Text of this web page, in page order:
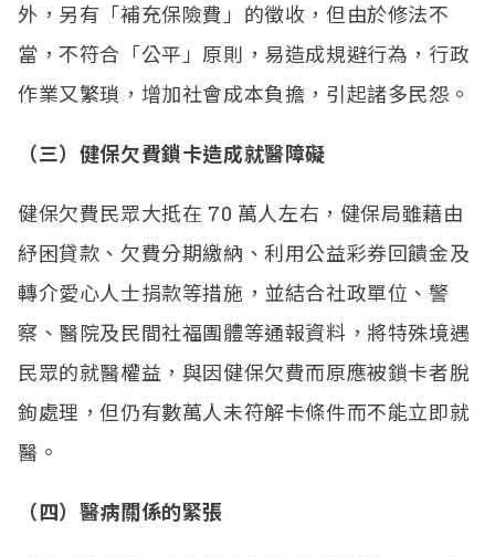
外，另有「補充保險費」的徵收，但由於修法不
當，不符合「公平」原則，易造成規避行為，行政
作業又繁瑣，增加社會成本負擔，引起諸多民怨。
（三）健保欠費鎖卡造成就醫障礙
健保欠費民眾大抵在 70 萬人左右，健保局雖藉由
紓困貸款、欠費分期繳納、利用公益彩券回饋金及
轉介愛心人士捐款等措施，並結合社政單位、警
察、醫院及民間社福團體等通報資料，將特殊境遇
民眾的就醫權益，與因健保欠費而原應被鎖卡者脫
鉤處理，但仍有數萬人未符解卡條件而不能立即就
醫。
（四）醫病關係的緊張